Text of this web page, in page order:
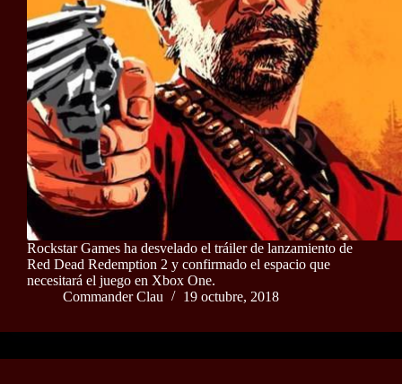
Rockstar Games ha desvelado el tráiler de lanzamiento de
Red Dead Redemption 2 y confirmado el espacio que
necesitará el juego en Xbox One.
Commander Clau
19 octubre, 2018